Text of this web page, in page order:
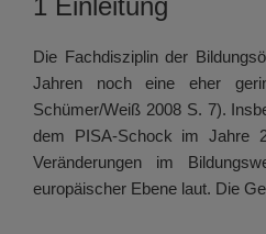
Die Fachdisziplin der
Jahren noch eine eher
Schümer/Weiß 2008 S. 7).
dem PISA-Schock im Jahre
Veränderungen im
europäischer Ebene laut. Die